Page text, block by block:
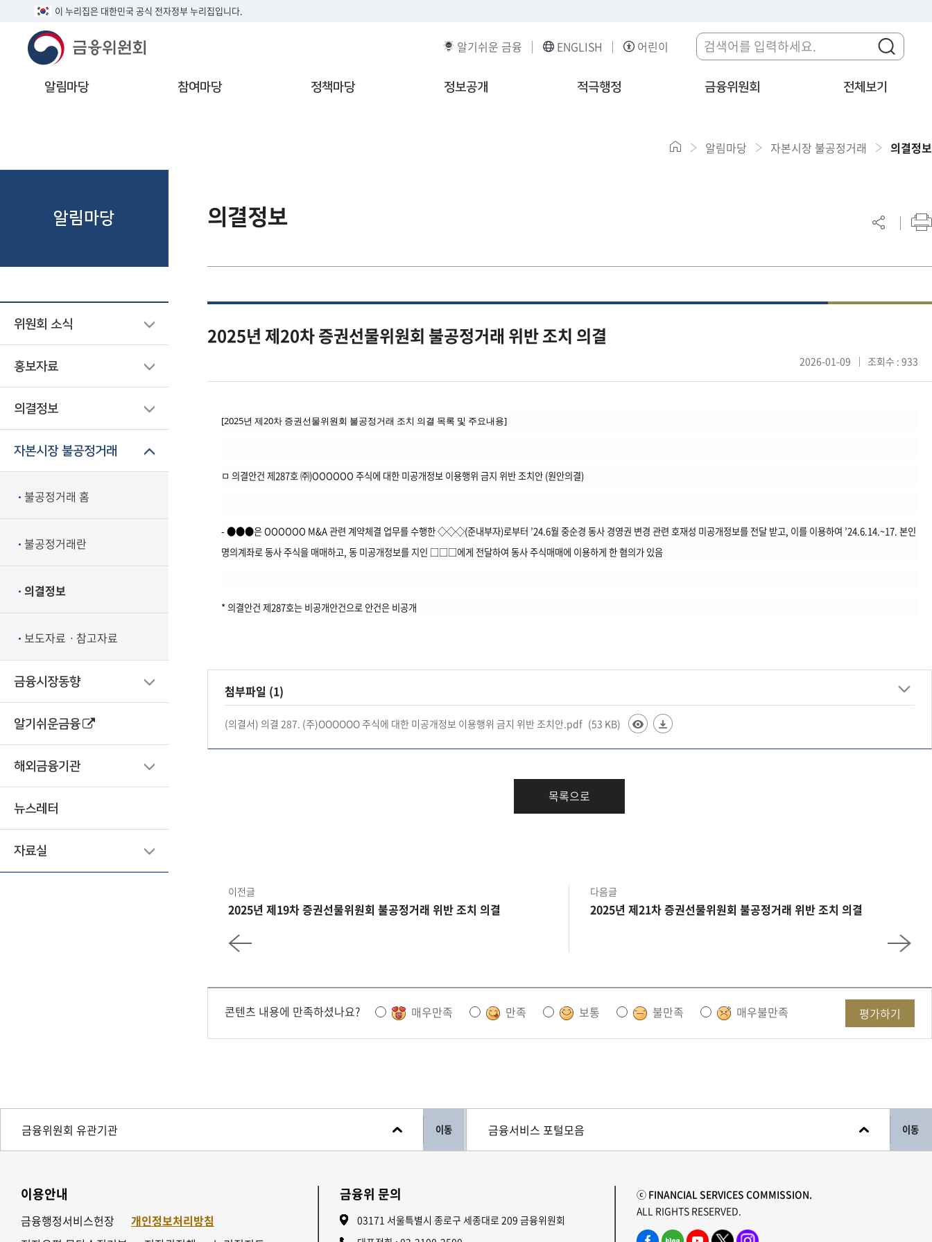
이 누리집은 대한민국 공식 전자정부 누리집입니다.
알기쉬운 금융 ENGLISH 어린이
알림마당 참여마당 정책마당 정보공개 적극행정 금융위원회 전체보기
알림마당
위원회 소식
홍보자료
의결정보
자본시장 불공정거래
불공정거래 홈
불공정거래란
의결정보
보도자료ㆍ참고자료
금융시장동향
알기쉬운금융
해외금융기관
뉴스레터
자료실
알림마당 자본시장 불공정거래 의결정보
의결정보
2025년 제20차 증권선물위원회 불공정거래 위반 조치 의결
2026-01-09 조회수 : 933
[2025년 제20차 증권선물위원회 불공정거래 조치 의결 목록 및 주요내용]
ㅁ 의결안건 제287호 ㈜)OOOOOO 주식에 대한 미공개정보 이용행위 금지 위반 조치안 (원안의결)
- ●●●은 OOOOOO M&A 관련 계약체결 업무를 수행한 ◇◇◇(준내부자)로부터 ’24.6월 중순경 동사 경영권 변경 관련 호재성 미공개정보를 전달 받고, 이를 이용하여 ’24.6.14.~17. 본인
명의계좌로 동사 주식을 매매하고, 동 미공개정보를 지인 □□□에게 전달하여 동사 주식매매에 이용하게 한 혐의가 있음
* 의결안건 제287호는 비공개안건으로 안건은 비공개
첨부파일 (1)
(의결서) 의결 287. (주)OOOOOO 주식에 대한 미공개정보 이용행위 금지 위반 조치안.pdf (53 KB)
목록으로
이전글
2025년 제19차 증권선물위원회 불공정거래 위반 조치 의결
다음글
2025년 제21차 증권선물위원회 불공정거래 위반 조치 의결
콘텐츠 내용에 만족하셨나요? 매우만족 만족 보통 불만족 매우불만족 평가하기
이동 이동
이용안내
금융행정서비스헌장
개인정보처리방침
금융위 문의
03171 서울특별시 종로구 세종대로 209 금융위원회
ⓒ FINANCIAL SERVICES COMMISSION.
ALL RIGHTS RESERVED.